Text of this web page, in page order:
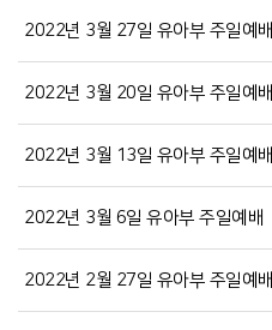
2022년 3월 27일 유아부 주일예배
2022년 3월 20일 유아부 주일예배
2022년 3월 13일 유아부 주일예배
2022년 3월 6일 유아부 주일예배
2022년 2월 27일 유아부 주일예배